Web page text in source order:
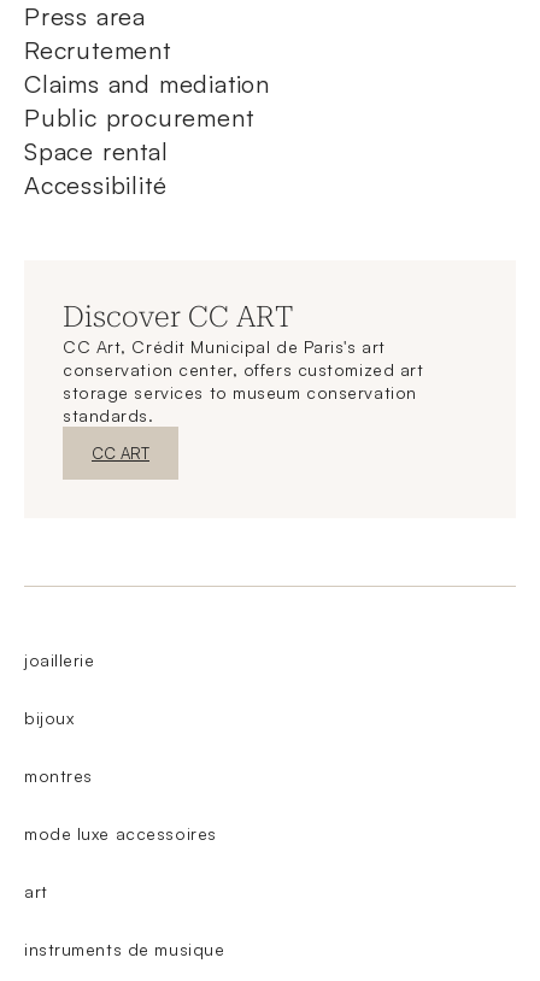
Press area
Recrutement
Claims and mediation
Public procurement
Space rental
Accessibilité
Discover CC ART
CC Art, Crédit Municipal de Paris's art
conservation center, offers customized art
storage services to museum conservation
standards.
New WindowDiscover
CC ART
joaillerie
bijoux
montres
mode luxe accessoires
art
instruments de musique